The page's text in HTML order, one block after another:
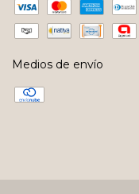
Medios de envío